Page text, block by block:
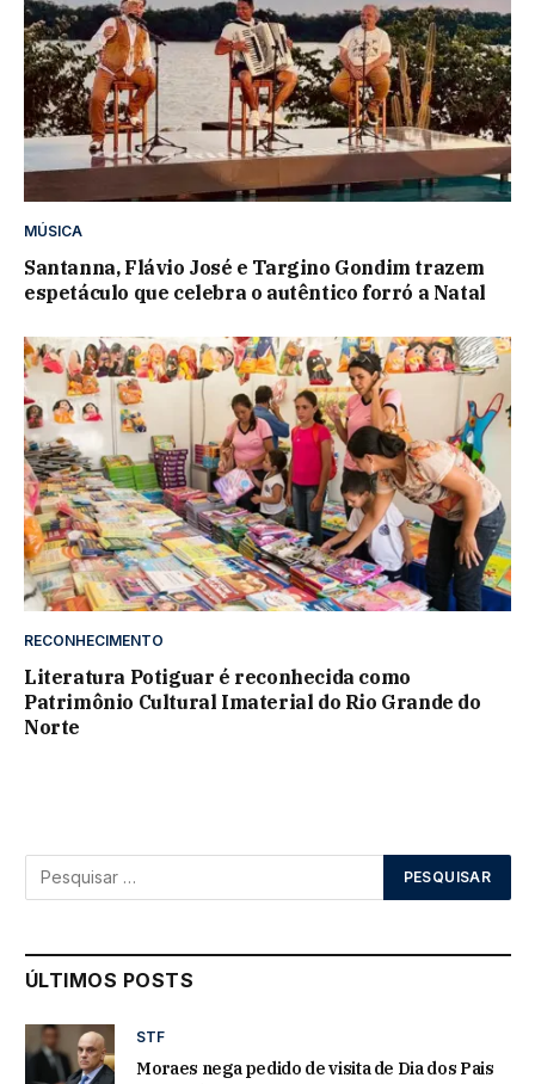
MÚSICA
Santanna, Flávio José e Targino Gondim trazem
espetáculo que celebra o autêntico forró a Natal
RECONHECIMENTO
Literatura Potiguar é reconhecida como
Patrimônio Cultural Imaterial do Rio Grande do
Norte
ÚLTIMOS POSTS
STF
Moraes nega pedido de visita de Dia dos Pais